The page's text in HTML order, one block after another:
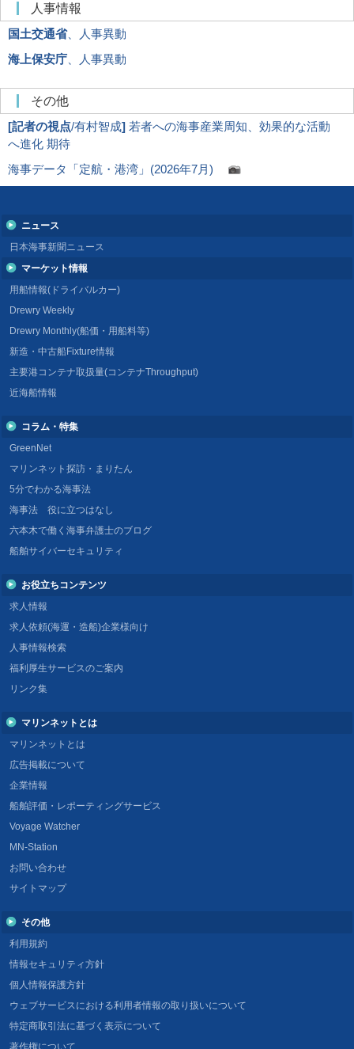
人事情報
国土交通省、人事異動
海上保安庁 、人事異動
その他
[記者の視点/有村智成] 若者への海事産業周知、効果的な活動
へ進化 期待
海事データ「定航・港湾」(2026年7月)
ニュース
日本海事新聞ニュース
マーケット情報
用船情報(ドライバルカー)
Drewry Weekly
Drewry Monthly(船価・用船料等)
新造・中古船Fixture情報
主要港コンテナ取扱量(コンテナThroughput)
近海船情報
コラム・特集
GreenNet
マリンネット探訪・まりたん
5分でわかる海事法
海事法 役に立つはなし
六本木で働く海事弁護士のブログ
船舶サイバーセキュリティ
お役立ちコンテンツ
求人情報
求人依頼(海運・造船)企業様向け
人事情報検索
福利厚生サービスのご案内
リンク集
マリンネットとは
マリンネットとは
広告掲載について
企業情報
船舶評価・レポーティングサービス
Voyage Watcher
MN-Station
お問い合わせ
サイトマップ
その他
利用規約
情報セキュリティ方針
個人情報保護方針
ウェブサービスにおける利用者情報の取り扱いについて
特定商取引法に基づく表示について
著作権について